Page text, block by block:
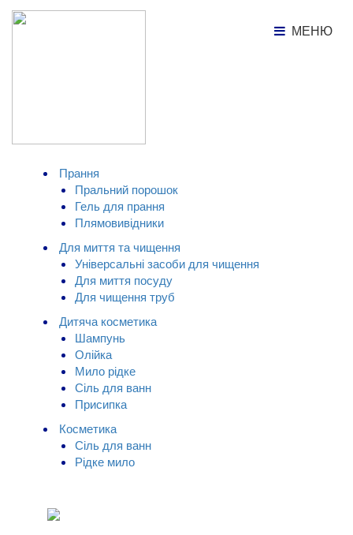
МЕНЮ
МЕНЮ
КАТАЛОГ ТОВАРІВ
Прання
Пральний порошок
Гель для прання
Плямовивідники
Для миття та чищення
Універсальні засоби для чищення
Для миття посуду
Для чищення труб
Дитяча косметика
Шампунь
Олійка
Мило рідке
Сіль для ванн
Присипка
Косметика
Сіль для ванн
Рідке мило